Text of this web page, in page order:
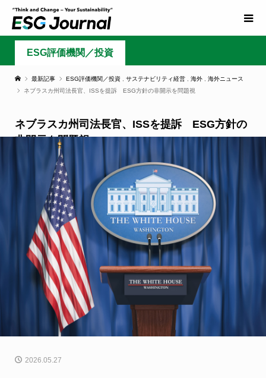
ESG評価機関／投資
最新記事 ESG評価機関／投資 サステナビリティ経営 海外
海外ニュース
ネブラスカ州司法長官、ISSを提訴 ESG方針の非開示を問題視
ネブラスカ州司法長官、ISSを提訴 ESG方針の
非開示を問題視
2026.05.27